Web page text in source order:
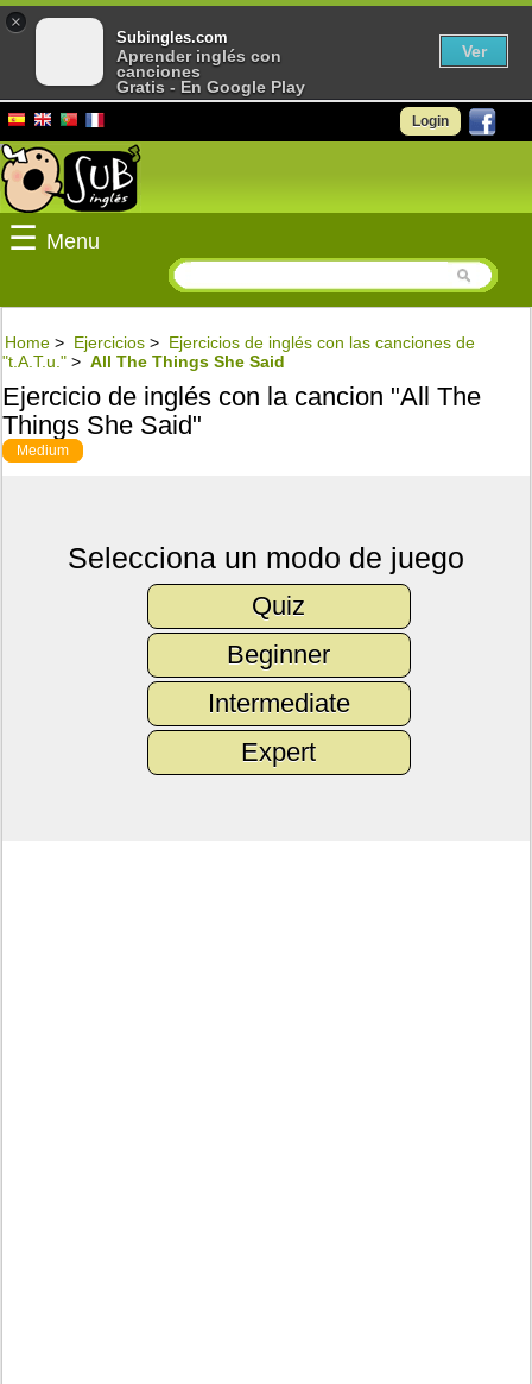
Login
☰ Menu
Home > Ejercicios > Ejercicios de inglés con las canciones de
"t.A.T.u." > All The Things She Said
Ejercicio de inglés con la cancion "All The
Things She Said"
Medium
Selecciona un modo de juego
Quiz
Beginner
Intermediate
Expert
×
Subingles.com
Aprender inglés con
canciones
Gratis - En Google Play
Ver